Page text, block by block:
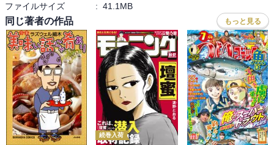
当時は金がなかったからか、本ワサビをぜいたくに使うこの飲み方
は、たぶん視界にも入っていなかったのだろう　笑。でも、よく考
えたら酎ハイに定番の甲類か、本ワサビの価格帯に合わせて乙類使
うのか、ちょっと悩ましい。
ファイルサイズ
: 41.1MB
同じ著者の作品 もっと見る
続巻入荷